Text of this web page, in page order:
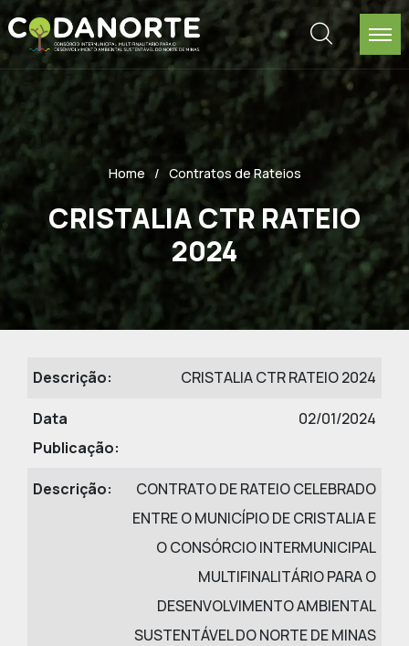
Home Contratos de Rateios
CRISTALIA CTR RATEIO
2024
Descrição: CRISTALIA CTR RATEIO 2024
Data
Publicação:
02/01/2024
Descrição:
CONTRATO DE RATEIO CELEBRADO
ENTRE O MUNICÍPIO DE CRISTALIA E
O CONSÓRCIO INTERMUNICIPAL
MULTIFINALITÁRIO PARA O
DESENVOLVIMENTO AMBIENTAL
SUSTENTÁVEL DO NORTE DE MINAS